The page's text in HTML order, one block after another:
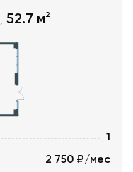
, 52.7 м2
1
2 750 ₽/мес